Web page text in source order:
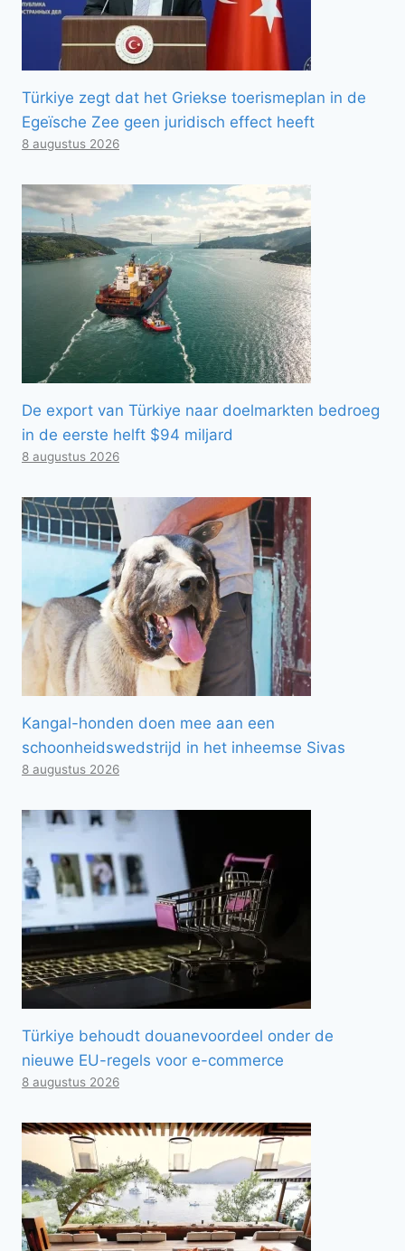
Türkiye zegt dat het Griekse toerismeplan in de
Egeïsche Zee geen juridisch effect heeft
8 augustus 2026
De export van Türkiye naar doelmarkten bedroeg
in de eerste helft $94 miljard
8 augustus 2026
Kangal-honden doen mee aan een
schoonheidswedstrijd in het inheemse Sivas
8 augustus 2026
Türkiye behoudt douanevoordeel onder de
nieuwe EU-regels voor e-commerce
8 augustus 2026